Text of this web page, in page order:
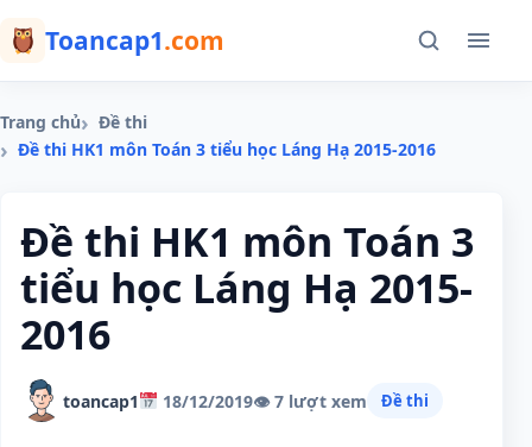
Toancap1.com
Trang chủ
Đề thi
Đề thi HK1 môn Toán 3 tiểu học Láng Hạ 2015-2016
Đề thi HK1 môn Toán 3
tiểu học Láng Hạ 2015-
2016
toancap1 18/12/2019👁 7 lượt xem Đề thi